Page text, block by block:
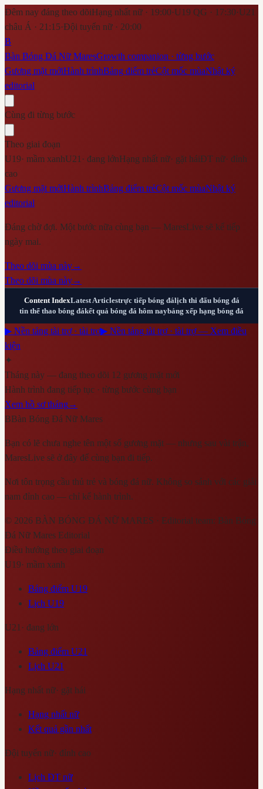
Đêm nay đáng theo dõiHạng nhất nữ · 19:00·U19 QG · 17:30·U21
châu Á · 21:15·Đội tuyển nữ · 20:00
B
Bàn Bóng Đá Nữ MaresGrowth companion · từng bước
Gương mặt mớiHành trìnhBảng điểm trẻCột mốc mùaNhật ký
editorial
Cùng đi từng bước
Theo giai đoạn
U19· mầm xanhU21 · đang lớnHạng nhất nữ· gặt háiĐT nữ· đỉnh
cao
Gương mặt mớiHành trìnhBảng điểm trẻCột mốc mùaNhật ký
editorial
Đáng chờ đợi. Một bước nữa cùng bạn — MaresLive sẽ kể tiếp
ngày mai.
Theo dõi mùa này→
Theo dõi mùa này→
Content IndexLatest Articlestrực tiếp bóng đálịch thi đấu bóng đá
tin thể thao bóng đákết quả bóng đá hôm naybảng xếp hạng bóng đá
▶ Nền tảng tài trợ · tài trợ▶ Nền tảng tài trợ · tài trợ — Xem điều
kiện
✦
Tháng này — đang theo dõi 12 gương mặt mới
Hành trình đang tiếp tục · từng bước cùng bạn
Xem hồ sơ tháng→
BBàn Bóng Đá Nữ Mares
Bạn có lẽ chưa nghe tên một số gương mặt — nhưng sau vài trận,
MaresLive sẽ ở đây để cùng bạn đi tiếp.
Nơi tôn trọng cầu thủ trẻ và bóng đá nữ. Không so sánh với các giải
nam đỉnh cao — chỉ kể hành trình.
© 2026 BÀN BÓNG ĐÁ NỮ MARES · Editorial team: Bàn Bóng
Đá Nữ Mares Editorial
Điều hướng theo giai đoạn
U19· mầm xanh
Bảng điểm U19
Lịch U19
U21 · đang lớn
Bảng điểm U21
Lịch U21
Hạng nhất nữ· gặt hái
Hạng nhất nữ
Kết quả gần nhất
Đội tuyển nữ· đỉnh cao
Lịch ĐT nữ